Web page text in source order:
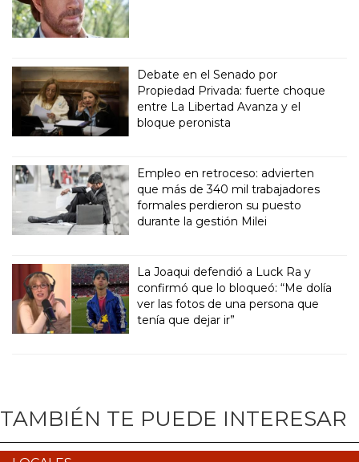
Debate en el Senado por
Propiedad Privada: fuerte choque
entre La Libertad Avanza y el
bloque peronista
Empleo en retroceso: advierten
que más de 340 mil trabajadores
formales perdieron su puesto
durante la gestión Milei
La Joaqui defendió a Luck Ra y
confirmó que lo bloqueó: “Me dolía
ver las fotos de una persona que
tenía que dejar ir”
TAMBIÉN TE PUEDE INTERESAR